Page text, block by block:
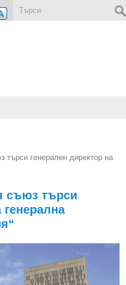
генерален директор на
съюз търси
генерална